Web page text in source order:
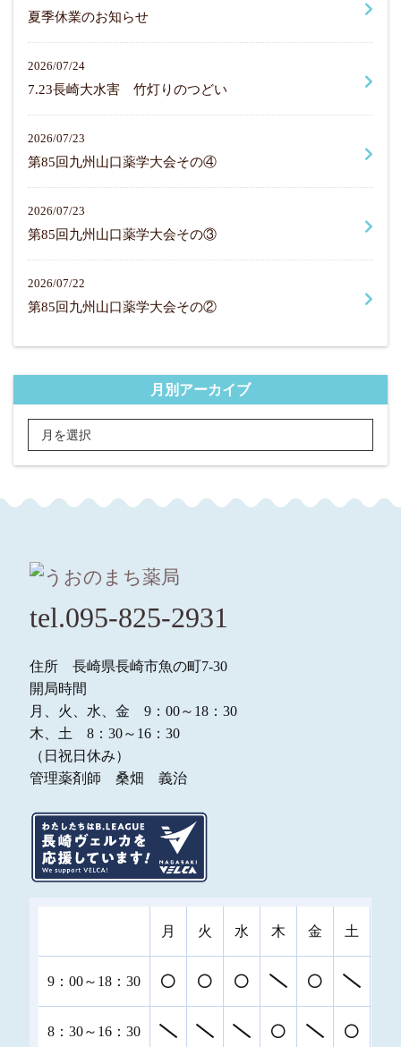
夏季休業のお知らせ
2026/07/24
7.23長崎大水害 竹灯りのつどい
2026/07/23
第85回九州山口薬学大会その④
2026/07/23
第85回九州山口薬学大会その③
2026/07/22
第85回九州山口薬学大会その②
月別アーカイブ
tel.095-825-2931
住所 長崎県長崎市魚の町7-30
開局時間
月、火、水、金 9：00～18：30
木、土 8：30～16：30
（日祝日休み）
管理薬剤師 桑畑 義治
月 火 水 木 金 土
9：00～18：30
8：30～16：30